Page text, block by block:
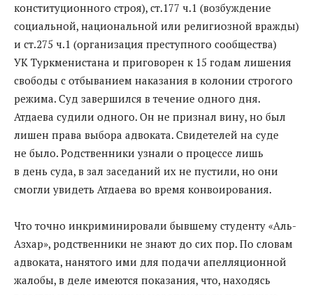
конституционного строя), ст.177 ч.1 (возбуждение
социальной, национальной или религиозной вражды)
и ст.275 ч.1 (организация преступного сообщества)
УК Туркменистана и приговорен к 15 годам лишения
свободы с отбыванием наказания в колонии строгого
режима. Суд завершился в течение одного дня.
Атдаева судили одного. Он не признал вину, но был
лишен права выбора адвоката. Свидетелей на суде
не было. Родственники узнали о процессе лишь
в день суда, в зал заседаний их не пустили, но они
смогли увидеть Атдаева во время конвоирования.
Что точно инкриминировали бывшему студенту «Аль-
Азхар», родственники не знают до сих пор. По словам
адвоката, нанятого ими для подачи апелляционной
жалобы, в деле имеются показания, что, находясь